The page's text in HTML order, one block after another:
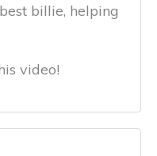
billie, helping
video!